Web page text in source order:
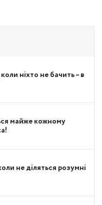
ніхто не бачить – в
майже кожному
не діляться розумні